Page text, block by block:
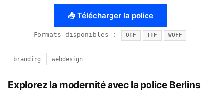
📥 Télécharger la police
Formats disponibles : OTF TTF WOFF
branding webdesign
Explorez la modernité avec la police Berlins